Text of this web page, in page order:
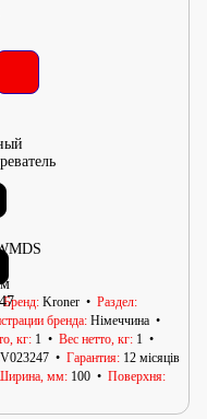
Бренд Kroner
Раздел
бренда Німеччина
кг 1 Вес нетто, кг 1
Гарантия 12 місяців
мм 100
Поверхня